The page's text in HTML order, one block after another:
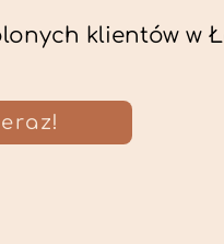
klientów w